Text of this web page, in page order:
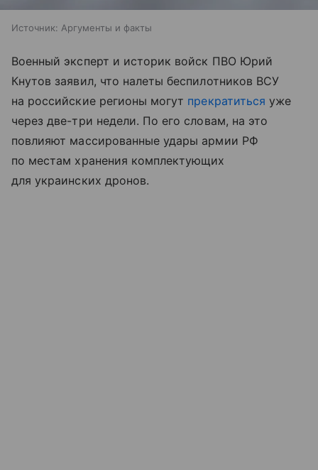
Источник: Аргументы и факты
Военный эксперт и историк войск ПВО Юрий
Кнутов заявил, что налеты беспилотников ВСУ
на российские регионы могут прекратиться уже
через две-три недели. По его словам, на это
повлияют массированные удары армии РФ
по местам хранения комплектующих
для украинских дронов.